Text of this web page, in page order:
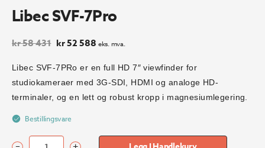
Libec SVF-7Pro
kr58 431 Opprinnelig
var:
kr 58
431.
kr52 588Nåværende
er:
kr 52
588.
eks. mva.
Libec SVF-7PRo er en full HD 7″ viewfinder for
studiokameraer med 3G-SDI, HDMI og analoge HD-
terminaler, og en lett og robust kropp i magnesiumlegering.
Bestillingsvare